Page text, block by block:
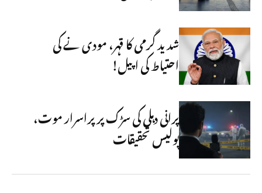
شدید گرمی کا قہر، مودی نے کی
احتیاط کی اپیل!
پرانی دہلی کی سڑک پر پراسرار موت،
پولیس تحقیقات